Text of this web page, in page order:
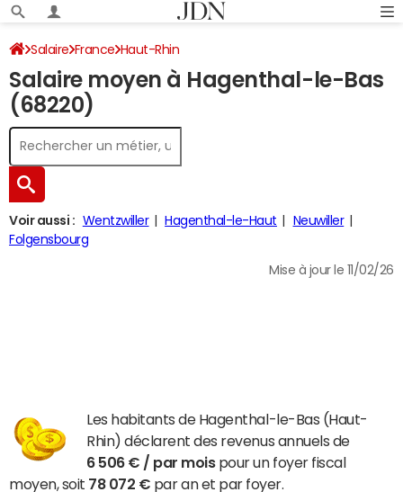
Salaire France Haut-Rhin
Salaire moyen à Hagenthal-le-Bas
(68220)
Voir aussi : Wentzwiller Hagenthal-le-Haut
Neuwiller
Folgensbourg
Mise à jour le 11/02/26
Les habitants de Hagenthal-le-Bas (Haut-
Rhin) déclarent des revenus annuels de
6 506 € / par moispour un foyer fiscal
moyen, soit 78 072 € par an et par foyer.